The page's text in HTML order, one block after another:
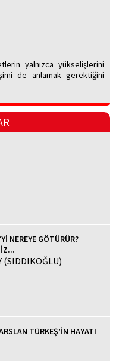
yalnızca yükselişlerini
de anlamak gerektiğini
NEREYE GÖTÜRÜR?
(SIDDIKOĞLU)
TÜRKEŞ’İN HAYATI